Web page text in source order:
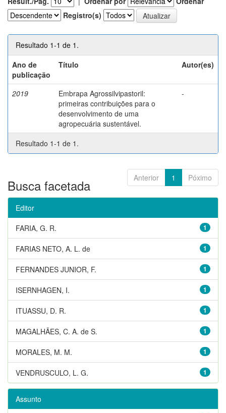
Registro(s)
Resultado 1-1 de 1.
Ano de
publicação
Título Autor(es)
2019
Embrapa Agrossilvipastoril:
primeiras contribuições para o
desenvolvimento de uma
agropecuária sustentável.
-
Resultado 1-1 de 1.
Anterior 1 Póximo
Busca facetada
Editor
1
FARIA, G. R.
1
FARIAS NETO, A. L. de
1
FERNANDES JUNIOR, F.
1
ISERNHAGEN, I.
1
ITUASSU, D. R.
1
MAGALHÃES, C. A. de S.
1
MORALES, M. M.
1
VENDRUSCULO, L. G.
Assunto